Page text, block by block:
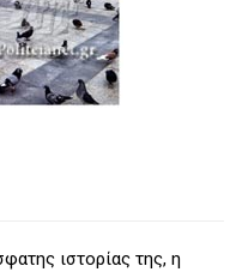
ιστορίας της, η